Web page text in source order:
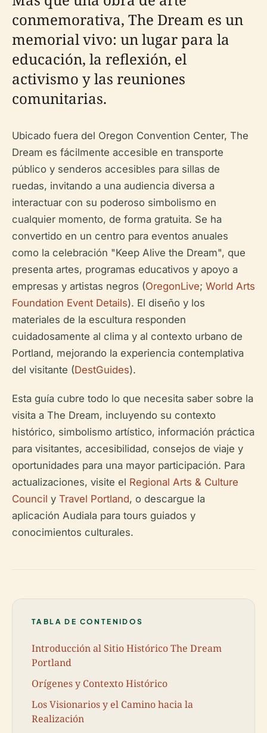
conmemorativa, The Dream es un
memorial vivo: un lugar para la
educación, la reflexión, el
activismo y las reuniones
comunitarias.
Ubicado fuera del Oregon Convention Center, The
Dream es fácilmente accesible en transporte
público y senderos accesibles para sillas de
ruedas, invitando a una audiencia diversa a
interactuar con su poderoso simbolismo en
cualquier momento, de forma gratuita. Se ha
convertido en un centro para eventos anuales
como la celebración "Keep Alive the Dream", que
presenta artes, programas educativos y apoyo a
empresas y artistas negros (OregonLive; World Arts
Foundation Event Details). El diseño y los
materiales de la escultura responden
cuidadosamente al clima y al contexto urbano de
Portland, mejorando la experiencia contemplativa
del visitante (DestGuides).
Esta guía cubre todo lo que necesita saber sobre la
visita a The Dream, incluyendo su contexto
histórico, simbolismo artístico, información práctica
para visitantes, accesibilidad, consejos de viaje y
oportunidades para una mayor participación. Para
actualizaciones, visite el Regional Arts & Culture
Council y Travel Portland, o descargue la
aplicación Audiala para tours guiados y
conocimientos culturales.
TABLA DE CONTENIDOS
Introducción al Sitio Histórico The Dream
Portland
Orígenes y Contexto Histórico
Los Visionarios y el Camino hacia la
Realización